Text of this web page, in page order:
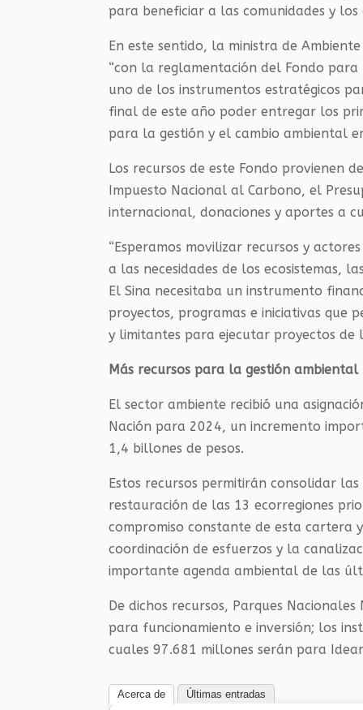
para beneficiar a las comunidades y los
En este sentido, la ministra de
“con la reglamentación del Fondo
uno de los instrumentos estratégicos
final de este año poder entregar los
para la gestión y el cambio ambiental
Los recursos de este Fondo provienen
Impuesto Nacional al Carbono, el
internacional, donaciones y aportes a
“Esperamos movilizar recursos y
a las necesidades de los ecosistemas,
ElSina necesitaba un instrumento
proyectos, programas e iniciativas que
y limitantes para ejecutar proyectos de
Más recursos para la gestión ambiental
El sector ambiente recibió una
Nación para 2024, un incremento
1,4 billones de pesos.
Estos recursos permitirán consolidar
restauración de las 13 ecorregiones
compromiso constante de esta cartera
coordinación de esfuerzos y la
importante agenda ambiental de las
De dichos recursos, Parques
para funcionamiento e inversión; los
cuales 97.681 millones serán para
Acerca de Últimas entradas